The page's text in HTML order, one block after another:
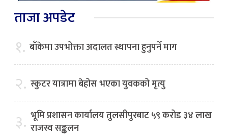
ताजा अपडेट
१. बाँकेमा उपभोक्ता अदालत स्थापना हुनुपर्ने माग
२. स्कुटर यात्रामा बेहोस भएका युवकको मृत्यु
३. भूमि प्रशासन कार्यालय तुलसीपुरबाट ५९ करोड ३४ लाख
राजस्व सङ्कलन